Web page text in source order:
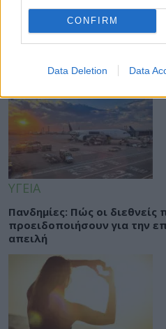
CONFIRM
Data Deletion Data
ΥΓΕΙΑ
Εξάνθημα μετά την πισίνα:
ερεθισμός από το χλώριο;
ΥΓΕΙΑ
Πανδημίες: Πώς οι διεθνείς
προειδοποιήσουν για την
απειλή